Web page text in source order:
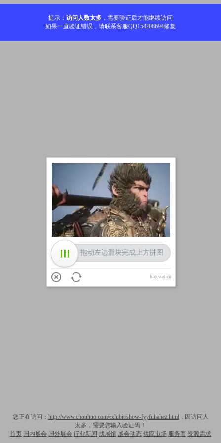
提示： 访问人数太多 ，需要验证后才能继续访问
如果一直验证错误，请联系客服QQ154208694修复
您正在访问： http://www.chouhuo.com/exhibit/show-fyyfuhahez.html，因访问人
太多，需要您输入验证码！
首页 国内展会 国外展会 行业新闻 找展馆 展会动态 供应市场 服务商 资源需求
加载中
拖动左边滑块完成上方拼图
hao.sud.cn